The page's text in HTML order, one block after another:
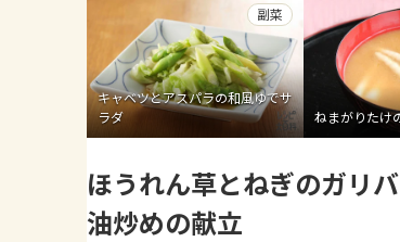
キャベツとアスパラの和風ゆでサ
ラダ
副菜
ねまがりたけ
ほうれん草とねぎのガリ
油炒めの献立